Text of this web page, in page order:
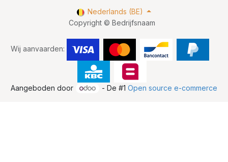
Copyright © Bedrijfsnaam
Wij aanvaarden:
Nederlands (BE)
Aangeboden door - De #1Open source e-commerce